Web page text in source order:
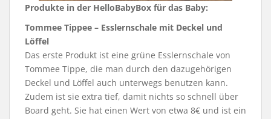
Produkte in der HelloBabyBox für das Baby:
Tommee Tippee – Esslernschale mit Deckel und
Löffel
Das erste Produkt ist eine grüne Esslernschale von
Tommee Tippe, die man durch den dazugehörigen
Deckel und Löffel auch unterwegs benutzen kann.
Zudem ist sie extra tief, damit nichts so schnell über
Board geht. Sie hat einen Wert von etwa 8€ und ist ein